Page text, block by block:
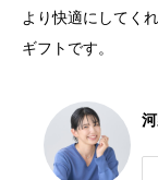
より快適にしてく
ギフトです。